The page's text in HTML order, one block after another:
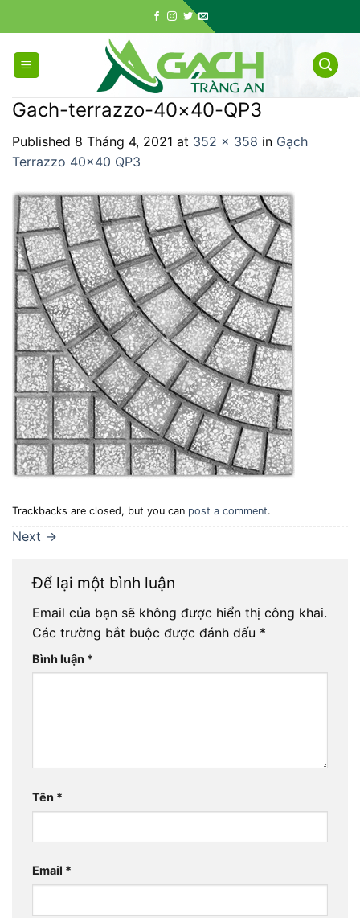
to
content
Gach-terrazzo-40×40-QP3
Published 8 Tháng 4, 2021 at 352 × 358 in Gạch
Terrazzo 40×40 QP3
Trackbacks are closed, but you can post a comment.
Next →
Để lại một bình luận
Email của bạn sẽ không được hiển thị công khai.
Các trường bắt buộc được đánh dấu *
Bình luận *
Tên *
Email *